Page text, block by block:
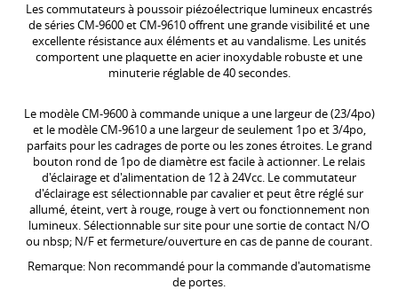
Les commutateurs à poussoir piézoélectrique lumineux encastrés
de séries CM-9600 et CM-9610 offrent une grande visibilité et une
excellente résistance aux éléments et au vandalisme. Les unités
comportent une plaquette en acier inoxydable robuste et une
minuterie réglable de 40 secondes.
Le modèle CM-9600 à commande unique a une largeur de (23/4po)
et le modèle CM-9610 a une largeur de seulement 1po et 3/4po,
parfaits pour les cadrages de porte ou les zones étroites. Le grand
bouton rond de 1po de diamètre est facile à actionner. Le relais
d'éclairage et d'alimentation de 12 à 24Vcc. Le commutateur
d'éclairage est sélectionnable par cavalier et peut être réglé sur
allumé, éteint, vert à rouge, rouge à vert ou fonctionnement non
lumineux. Sélectionnable sur site pour une sortie de contact N/O
ou nbsp; N/F et fermeture/ouverture en cas de panne de courant.
Remarque: Non recommandé pour la commande d'automatisme
de portes.